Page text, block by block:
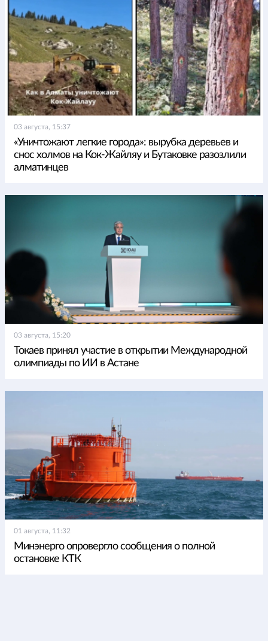
03 августа, 15:37
«Уничтожают легкие города»: вырубка деревьев и
снос холмов на Кок-Жайляу и Бутаковке разозлили
алматинцев
03 августа, 15:20
Токаев принял участие в открытии Международной
олимпиады по ИИ в Астане
01 августа, 11:32
Минэнерго опровергло сообщения о полной
остановке КТК